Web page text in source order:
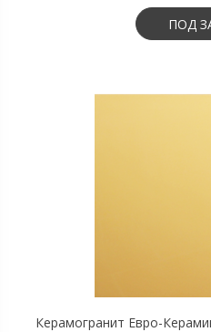
ПОД
Керамогранит Евро-